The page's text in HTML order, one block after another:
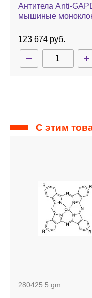
Антитела Anti-
мышиные
123 674 руб.
С этим
280425.5 gm